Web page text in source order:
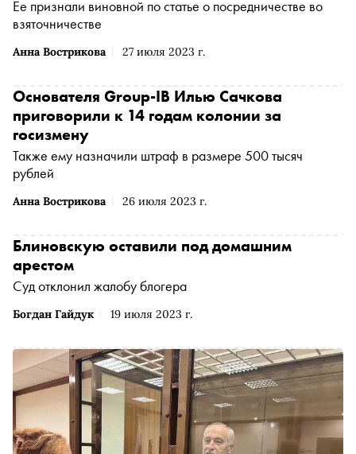
Анна Вострикова 27 июля 2023 г.
Ее признали виновной по статье о посредничестве во
взяточничестве
Анна Вострикова 26 июля 2023 г.
Основателя Grouр-IB Илью Сачкова
приговорили к 14 годам колонии за
госизмену
Также ему назначили штраф в размере 500 тысяч
рублей
Богдан Гайдук 19 июля 2023 г.
Блиновскую оставили под домашним
арестом
Суд отклонил жалобу блогера